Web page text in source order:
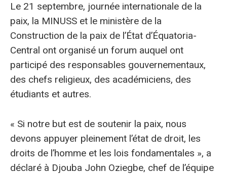
Le 21 septembre, journée internationale de la
paix, la MINUSS et le ministère de la
Construction de la paix de l’État d’Équatoria-
Central ont organisé un forum auquel ont
participé des responsables gouvernementaux,
des chefs religieux, des académiciens, des
étudiants et autres.
« Si notre but est de soutenir la paix, nous
devons appuyer pleinement l’état de droit, les
droits de l’homme et les lois fondamentales », a
déclaré à Djouba John Oziegbe, chef de l’équipe